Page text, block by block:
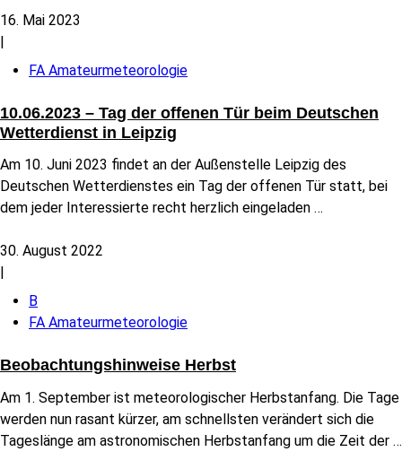
16. Mai 2023
|
FA Amateurmeteorologie
10.06.2023 – Tag der offenen Tür beim Deutschen
Wetterdienst in Leipzig
Am 10. Juni 2023 findet an der Außenstelle Leipzig des
Deutschen Wetterdienstes ein Tag der offenen Tür statt, bei
dem jeder Interessierte recht herzlich eingeladen …
30. August 2022
|
B
FA Amateurmeteorologie
Beobachtungshinweise Herbst
Am 1. September ist meteorologischer Herbstanfang. Die Tage
werden nun rasant kürzer, am schnellsten verändert sich die
Tageslänge am astronomischen Herbstanfang um die Zeit der …